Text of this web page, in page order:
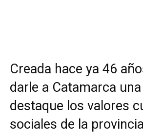
Creada hace ya 46
darle a Catamarca
destaque los valores
sociales de la